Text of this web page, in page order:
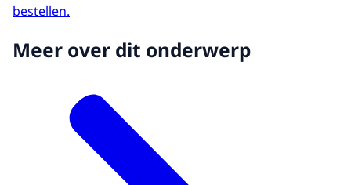
bestellen.
Meer over dit onderwerp